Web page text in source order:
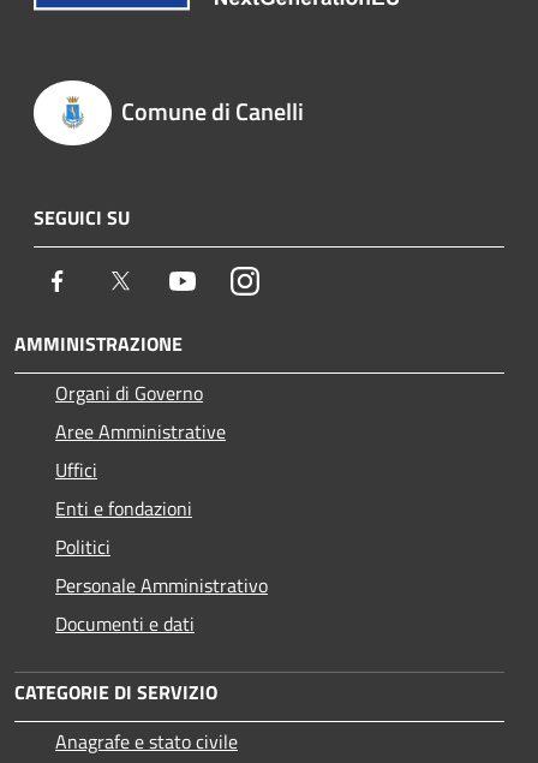
Comune di Canelli
SEGUICI SU
Facebook Twitter YoutubeInstagram
AMMINISTRAZIONE
Organi di Governo
Aree Amministrative
Uffici
Enti e fondazioni
Politici
Personale Amministrativo
Documenti e dati
CATEGORIE DI SERVIZIO
Anagrafe e stato civile